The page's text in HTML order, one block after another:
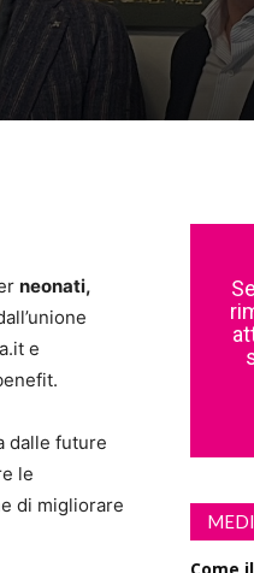
neonati,
e
dalle future
le
di migliorare